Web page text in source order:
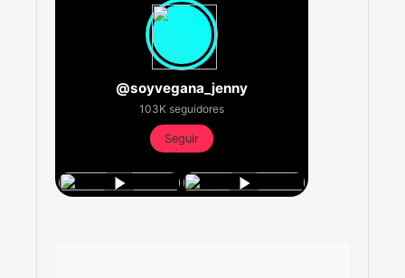
@soyvegana_jenny
103K seguidores
Seguir